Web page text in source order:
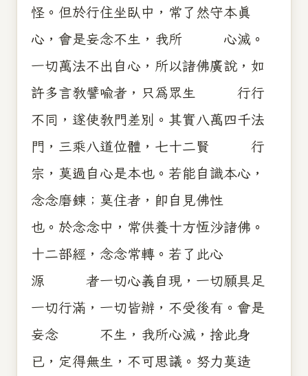
怪。但於行住坐臥中，常了然守本真
心，會是妄念不生，我所 心滅。
一切萬法不出自心，所以諸佛廣說，如
許多言教譬喻者，只為眾生 行行
不同，遂使教門差別。其實八萬四千法
門，三乘八道位體，七十二賢 行
宗，莫過自心是本也。若能自識本心，
念念磨鍊；莫住者，即自見佛性
也。於念念中，常供養十方恆沙諸佛。
十二部經，念念常轉。若了此心
源 者一切心義自現，一切願具足
一切行滿，一切皆辦，不受後有。會是
妄念 不生，我所心滅，捨此身
已，定得無生，不可思議。努力莫造